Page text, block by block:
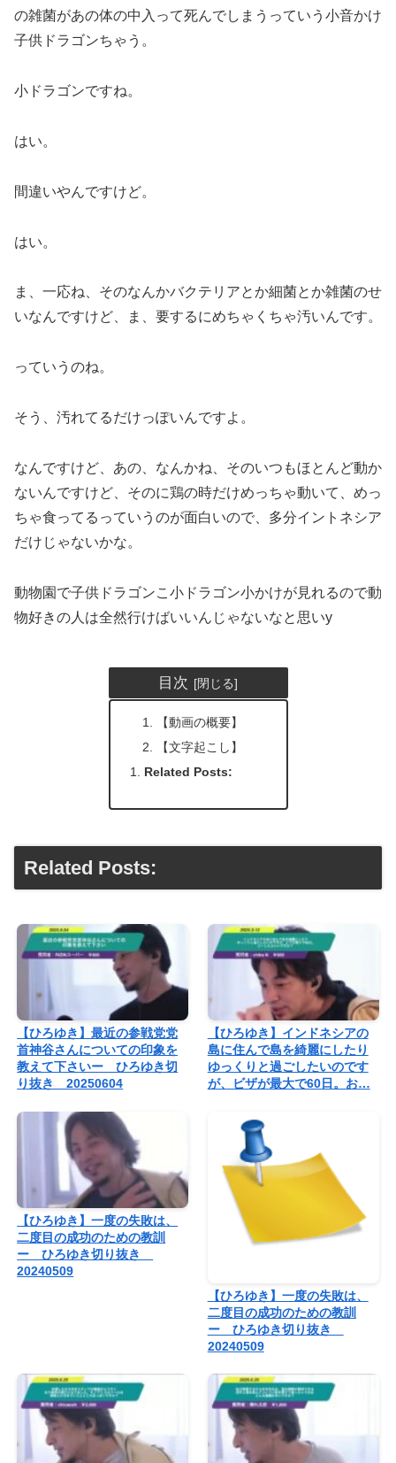
の雑菌があの体の中入って死んでしまうっていう小音かけ
子供ドラゴンちゃう。
小ドラゴンですね。
はい。
間違いやんですけど。
はい。
ま、一応ね、そのなんかバクテリアとか細菌とか雑菌のせ
いなんですけど、ま、要するにめちゃくちゃ汚いんです。
っていうのね。
そう、汚れてるだけっぽいんですよ。
なんですけど、あの、なんかね、そのいつもほとんど動か
ないんですけど、そのに鶏の時だけめっちゃ動いて、めっ
ちゃ食ってるっていうのが面白いので、多分イントネシア
だけじゃないかな。
動物園で子供ドラゴンこ小ドラゴン小かけが見れるので動
物好きの人は全然行けばいいんじゃないなと思いy
目次
【動画の概要】
【文字起こし】
Related Posts:
Related Posts:
【ひろゆき】最近の参戦党党
首神谷さんについての印象を
教えて下さいー ひろゆき切
り抜き 20250604
【ひろゆき】インドネシアの
島に住んで島を綺麗にしたり
ゆっくりと過ごしたいのです
が、ビザが最大で60日。お…
【ひろゆき】一度の失敗は、
二度目の成功のための教訓
ー ひろゆき切り抜き
20240509
【ひろゆき】一度の失敗は、
二度目の成功のための教訓
ー ひろゆき切り抜き
20240509